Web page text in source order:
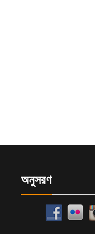
অনুসরণ